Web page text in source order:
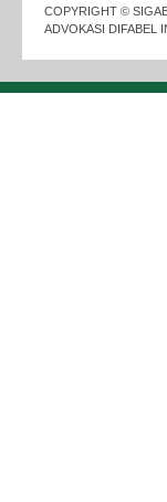
COPYRIGHT ©
ADVOKASI DIFABEL